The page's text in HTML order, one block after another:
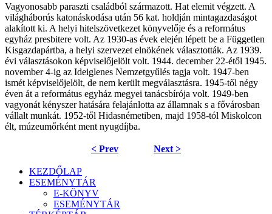
Vagyonosabb paraszti családból származott. Hat elemit végzett. A
világháborús katonáskodása után 56 kat. holdján mintagazdaságot
alakított ki. A helyi hitelszövetkezet könyvelője és a református
egyház presbitere volt. Az 1930-as évek elején lépett be a Független
Kisgazdapártba, a helyi szervezet elnökének választották. Az 1939.
évi választásokon képviselőjelölt volt. 1944. december 22-étől 1945.
november 4-ig az Ideiglenes Nemzetgyűlés tagja volt. 1947-ben
ismét képviselőjelölt, de nem került megválasztásra. 1945-től négy
éven át a református egyház megyei tanácsbírója volt. 1949-ben
vagyonát kényszer hatására felajánlotta az államnak s a fővárosban
vállalt munkát. 1952-től Hidasnémetiben, majd 1958-tól Miskolcon
élt, múzeumőrként ment nyugdíjba.
< Prev Next >
KEZDŐLAP
ESEMÉNYTÁR
E-KÖNYV
ESEMÉNYTÁR